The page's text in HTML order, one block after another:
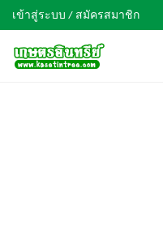
เข้าสู่ระบบ / สมัครสมาชิก